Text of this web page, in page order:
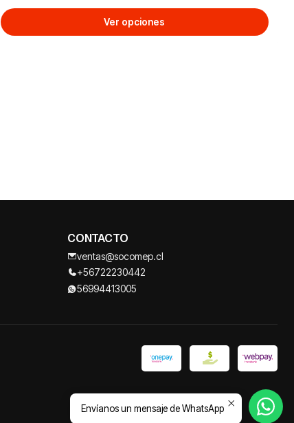
Ver opciones
CONTACTO
ventas@socomep.cl
+56722230442
56994413005
Envíanos un mensaje de WhatsApp